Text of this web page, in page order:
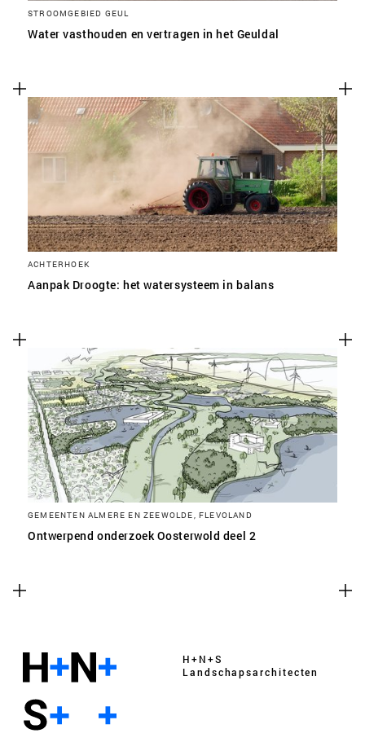
STROOMGEBIED GEUL
Water vasthouden en vertragen in het Geuldal
ACHTERHOEK
Aanpak Droogte: het watersysteem in balans
GEMEENTEN ALMERE EN ZEEWOLDE, FLEVOLAND
Ontwerpend onderzoek Oosterwold deel 2
H+N+S
Landschaps­architecten